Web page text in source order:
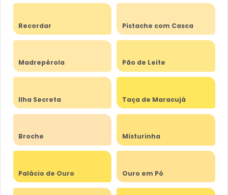
Recordar Pistache com Casca
Madrepérola Pão de Leite
Ilha Secreta Taça de Maracujá
Broche Misturinha
Palácio de Ouro Ouro em Pó